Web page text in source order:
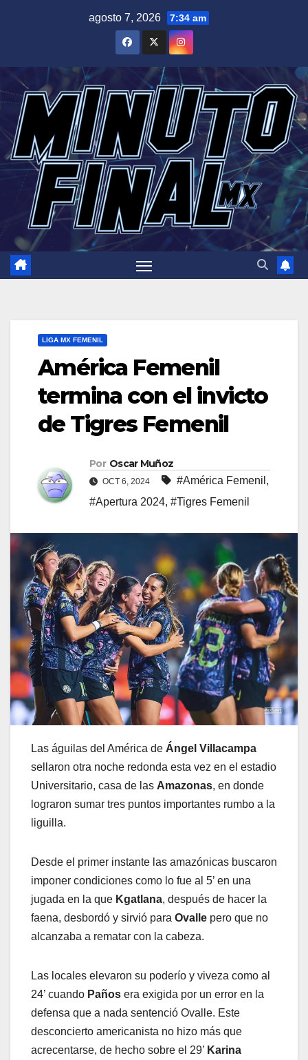
agosto 7, 2026 7:34 am
LIGA MX FEMENIL
América Femenil
termina con el invicto
de Tigres Femenil
Por Oscar Muñoz
OCT 6, 2024 #América Femenil ,
#Apertura 2024, #Tigres Femenil
Las águilas del América de Ángel Villacampa
sellaron otra noche redonda esta vez en el estadio
Universitario, casa de las Amazonas, en donde
lograron sumar tres puntos importantes rumbo a la
liguilla.
Desde el primer instante las amazónicas buscaron
imponer condiciones como lo fue al 5’ en una
jugada en la que Kgatlana, después de hacer la
faena, desbordó y sirvió para Ovalle pero que no
alcanzaba a rematar con la cabeza.
Las locales elevaron su poderío y viveza como al
24’ cuando Paños era exigida por un error en la
defensa que a nada sentenció Ovalle. Este
desconcierto americanista no hizo más que
acrecentarse, de hecho sobre el 29’ Karina